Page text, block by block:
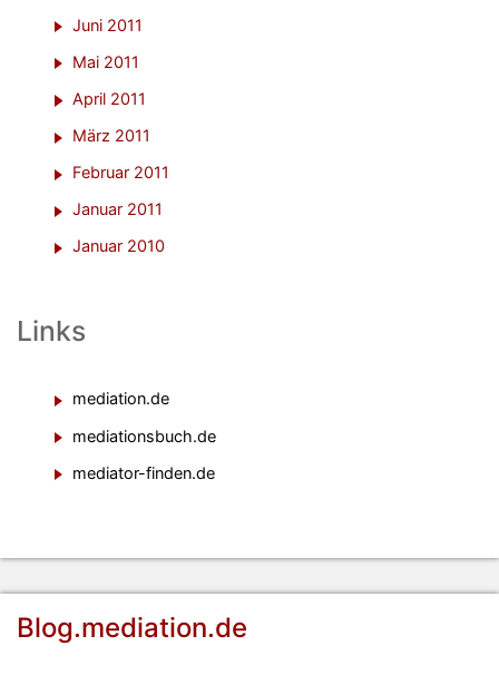
Juni 2011
Mai 2011
April 2011
März 2011
Februar 2011
Januar 2011
Januar 2010
Links
mediation.de
mediationsbuch.de
mediator-finden.de
Blog.mediation.de